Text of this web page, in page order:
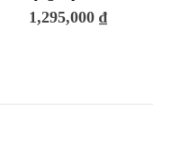
1,295,000 ₫